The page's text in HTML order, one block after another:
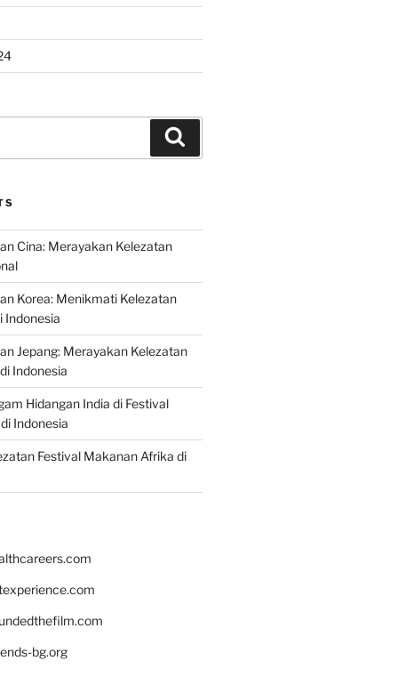
Cina: Merayakan Kelezatan
Korea: Menikmati Kelezatan
Indonesia
Jepang: Merayakan Kelezatan
Indonesia
Hidangan India di Festival
Indonesia
Festival Makanan Afrika di
bg.org